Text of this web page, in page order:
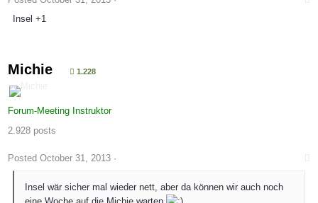
Insel +1
Michie 1.228
Forum-Meeting Instruktor
2.928 posts
Posted October 31, 2013 ·
Insel wär sicher mal wieder nett, aber da können wir auch noch